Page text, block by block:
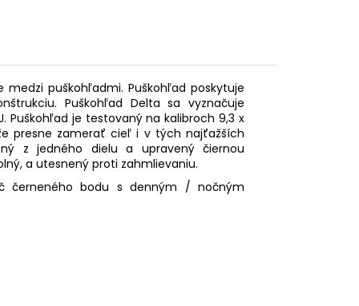
medzi puškohľadmi. Puškohľad poskytuje
Puškohľad Delta sa vyznačuje
je testovaný na kalibroch 9,3 x
presne zamerať cieľ i v tých najťažších
z jedného dielu a upravený čiernou
a utesnený proti zahmlievaniu.
černeného bodu s denným / nočným